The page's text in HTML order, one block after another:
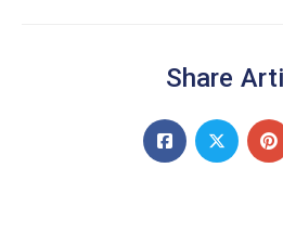
Share